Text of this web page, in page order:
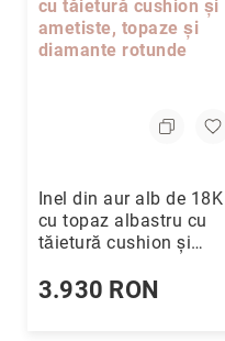
Inel din aur alb de 18K
cu topaz albastru cu
tăietură cushion și
diamante rotunde
3.930 RON